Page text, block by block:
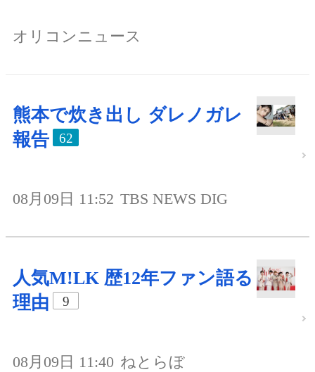
オリコンニュース
熊本で炊き出し ダレノガレ
報告
62
08月09日 11:52 TBS NEWS DIG
人気M!LK 歴12年ファン語る
理由
9
08月09日 11:40 ねとらぼ